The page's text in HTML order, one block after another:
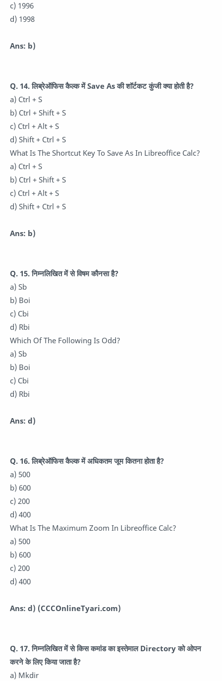
c) 1996
d) 1998
Ans: b)
Q. 14. लिब्रेऑफिस कैल्क में Save As की शॉर्टकट कुंजी क्या होती है?
a) Ctrl + S
b) Ctrl + Shift + S
c) Ctrl + Alt + S
d) Shift + Ctrl + S
What Is The Shortcut Key To Save As In Libreoffice Calc?
a) Ctrl + S
b) Ctrl + Shift + S
c) Ctrl + Alt + S
d) Shift + Ctrl + S
Ans: b)
Q. 15. निम्नलिखित में से विषम कौनसा है?
a) Sb
b) Boi
c) Cbi
d) Rbi
Which Of The Following Is Odd?
a) Sb
b) Boi
c) Cbi
d) Rbi
Ans: d)
Q. 16. लिब्रेऑफिस कैल्क में अधिकतम जूम कितना होता है?
a) 500
b) 600
c) 200
d) 400
What Is The Maximum Zoom In Libreoffice Calc?
a) 500
b) 600
c) 200
d) 400
Ans: d) (CCCOnlineTyari.com)
Q. 17. निम्नलिखित में से किस कमांड का इस्तेमाल Directory को ओपन
करने के लिए किया जाता है?
a) Mkdir